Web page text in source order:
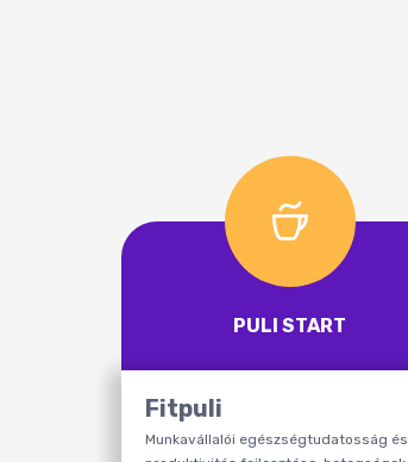
PULI START
Fitpuli
Munkavállalói egészségtudatosság és